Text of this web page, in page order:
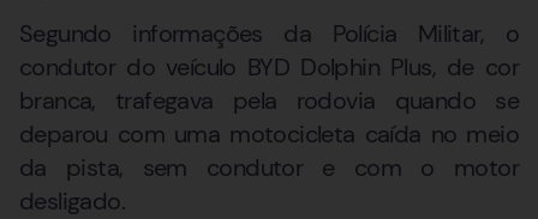
Segundo informações da Polícia Militar, o
condutor do veículo BYD Dolphin Plus, de cor
branca, trafegava pela rodovia quando se
deparou com uma motocicleta caída no meio
da pista, sem condutor e com o motor
desligado.